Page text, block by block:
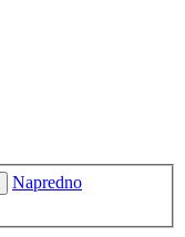
Napredno